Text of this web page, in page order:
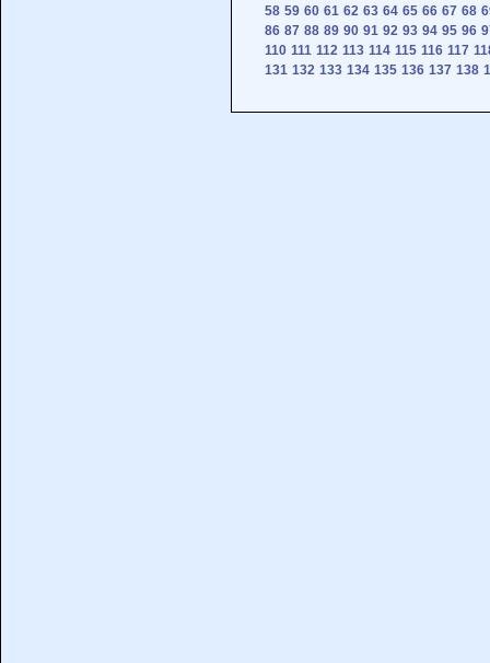
58 59 60 61 62 63 64 65 66 67 68
86 87 88 89 90 91 92 93 94 95 96
110 111 112 113 114 115 116 117
131 132 133 134 135 136 137 138